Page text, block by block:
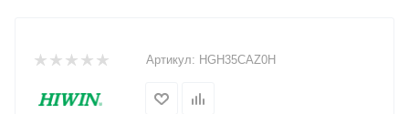
Артикул: HGH35CAZ0H